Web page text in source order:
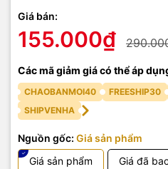
Giá bán:
155.000₫
Các mã giảm giá có thể áp
CHAOBANMOI40 FREESHIP30
SHIPVENHA
Nguồn gốc: Giá sản phẩm
Giá sản phẩm
Giá đã